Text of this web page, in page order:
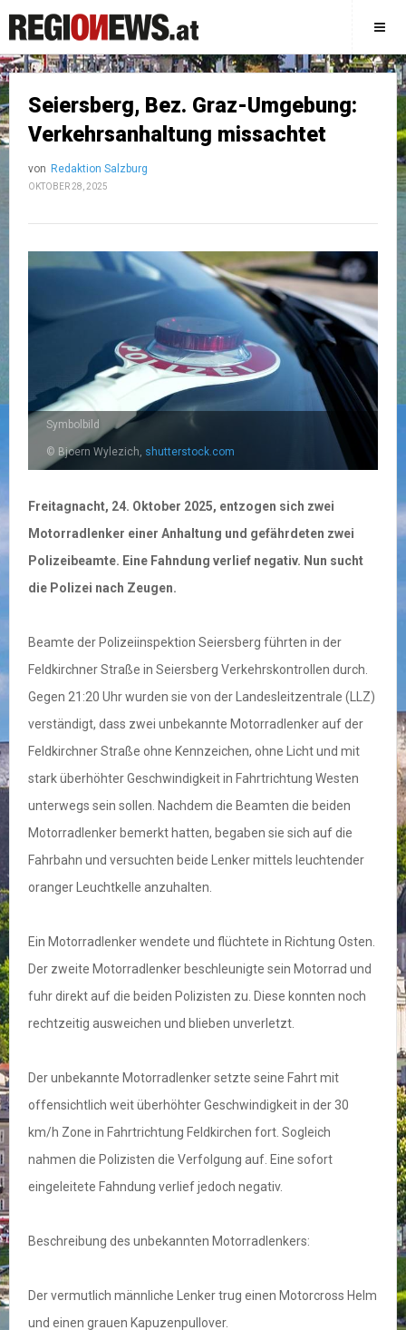
Seiersberg, Bez. Graz-Umgebung:
Verkehrsanhaltung missachtet
von Redaktion Salzburg
OKTOBER 28, 2025
Symbolbild
© Bjoern Wylezich, shutterstock.com
Freitagnacht, 24. Oktober 2025, entzogen sich zwei
Motorradlenker einer Anhaltung und gefährdeten zwei
Polizeibeamte. Eine Fahndung verlief negativ. Nun sucht
die Polizei nach Zeugen.
Beamte der Polizeiinspektion Seiersberg führten in der
Feldkirchner Straße in Seiersberg Verkehrskontrollen durch.
Gegen 21:20 Uhr wurden sie von der Landesleitzentrale (LLZ)
verständigt, dass zwei unbekannte Motorradlenker auf der
Feldkirchner Straße ohne Kennzeichen, ohne Licht und mit
stark überhöhter Geschwindigkeit in Fahrtrichtung Westen
unterwegs sein sollen. Nachdem die Beamten die beiden
Motorradlenker bemerkt hatten, begaben sie sich auf die
Fahrbahn und versuchten beide Lenker mittels leuchtender
oranger Leuchtkelle anzuhalten.
Ein Motorradlenker wendete und flüchtete in Richtung Osten.
Der zweite Motorradlenker beschleunigte sein Motorrad und
fuhr direkt auf die beiden Polizisten zu. Diese konnten noch
rechtzeitig ausweichen und blieben unverletzt.
Der unbekannte Motorradlenker setzte seine Fahrt mit
offensichtlich weit überhöhter Geschwindigkeit in der 30
km/h Zone in Fahrtrichtung Feldkirchen fort. Sogleich
nahmen die Polizisten die Verfolgung auf. Eine sofort
eingeleitete Fahndung verlief jedoch negativ.
Beschreibung des unbekannten Motorradlenkers:
Der vermutlich männliche Lenker trug einen Motorcross Helm
und einen grauen Kapuzenpullover.